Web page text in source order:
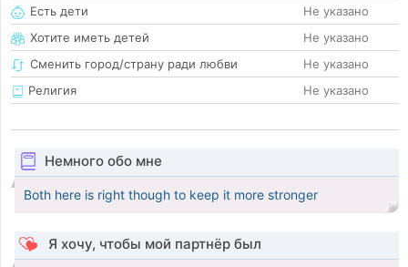
Есть дети
Не указано
Хотите иметь детей
Не указано
Сменить город/страну ради любви
Не указано
Религия
Не указано
Немного обо мне
Both here is right though to keep it more stronger
Я хочу, чтобы мой партнёр был